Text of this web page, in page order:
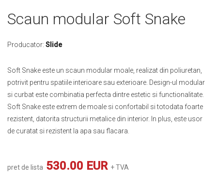
Scaun modular Soft Snake
Producator: Slide
Soft Snake este un scaun modular moale, realizat din poliuretan,
potrivit pentru spatiile interioare sau exterioare. Design-ul modular
si curbat este combinatia perfecta dintre estetic si functionalitate.
Soft Snake este extrem de moale si confortabil si totodata foarte
rezistent, datorita structurii metalice din interior. In plus, este usor
de curatat si rezistent la apa sau flacara.
pret de lista 530.00 EUR + TVA
Skip
to
beginning
images
gallery